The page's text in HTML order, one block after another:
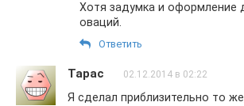
Хотя задумка и оформление
оваций.
Ответить
Тарас 02.12.2014 в 02:22
Я сделал приблизительно то